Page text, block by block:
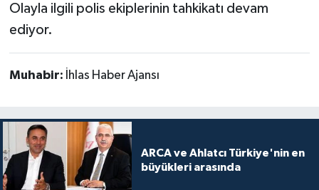
Olayla ilgili polis ekiplerinin tahkikatı devam
ediyor.
Muhabir: İhlas Haber Ajansı
ARCA ve Ahlatcı Türkiye'nin en
büyükleri arasında